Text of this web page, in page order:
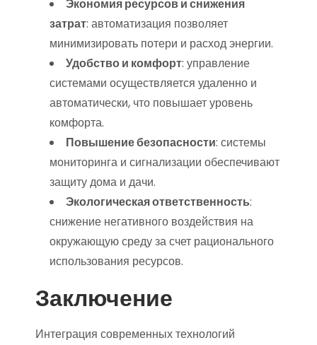
Экономия ресурсов и снижения
затрат: автоматизация позволяет
минимизировать потери и расход энергии.
Удобство и комфорт: управление
системами осуществляется удаленно и
автоматически, что повышает уровень
комфорта.
Повышение безопасности: системы
мониторинга и сигнализации обеспечивают
защиту дома и дачи.
Экологическая ответственность:
снижение негативного воздействия на
окружающую среду за счет рационального
использования ресурсов.
Заключение
Интеграция современных технологий